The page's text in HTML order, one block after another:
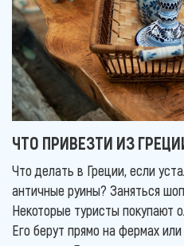
ЧТО ПРИВЕЗТИ ИЗ
Что делать в Греции, если
античные руины? Заняться
Некоторые туристы покупают
Его берут прямо на фермах